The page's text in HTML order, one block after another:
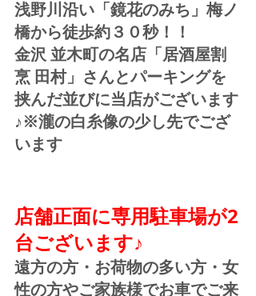
浅野川沿い「鏡花のみち」梅ノ
橋から徒歩約３０秒！！
金沢 並木町の名店「居酒屋割
烹 田村」さんとパーキングを
挟んだ並びに当店がございます
♪※瀧の白糸像の少し先でござ
います
店舗正面に専用駐車場が2
台ございます♪
遠方の方・お荷物の多い方・女
性の方やご家族様でお車でご来